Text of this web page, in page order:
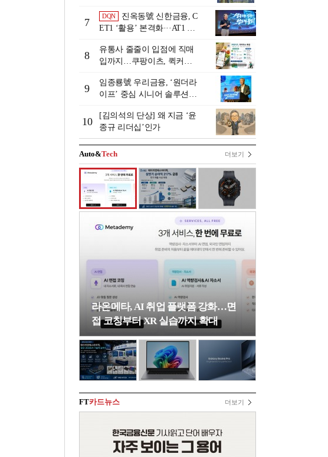
7
DQN
진옥동號 신한금융, C
ET1 ‘활용’ 본격화···AT1 늘
view]
8
유통사 줄줄이 입점에 직매
입까지…쿠팡이츠, 퀵커머
9
임종룡號 우리금융, ‘원더라
이프’ 중심 시니어 솔루션
[금융 시니어 비즈니스 돋보
기]
10
[김의석의 단상] 왜 지금 ‘윤
종규 리더십’인가
Auto&Tech 더보기
라온메타, AI 취업 플랫폼 강화…면
접 코칭부터 XR 실습까지 확대
FT카드뉴스 더보기